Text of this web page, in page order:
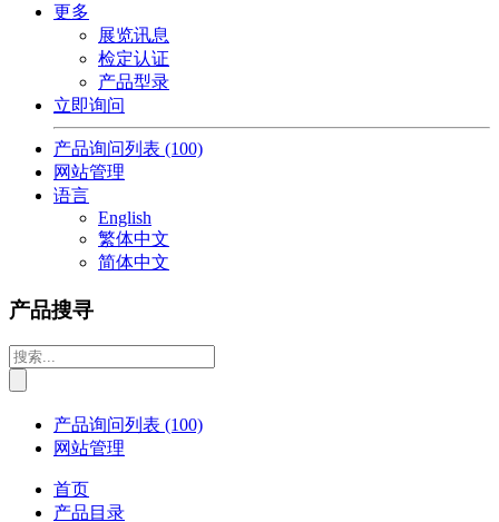
更多
展览讯息
检定认证
产品型录
立即询问
产品询问列表 (100)
网站管理
语言
English
繁体中文
简体中文
产品搜寻
产品询问列表 (100)
网站管理
首页
产品目录